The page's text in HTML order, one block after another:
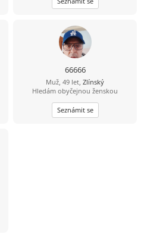
66666
Muž, 49 let, Zlínský
Hledám obyčejnou ženskou
Seznámit se